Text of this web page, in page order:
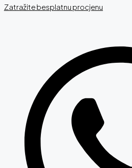
Zatražite besplatnu procjenu